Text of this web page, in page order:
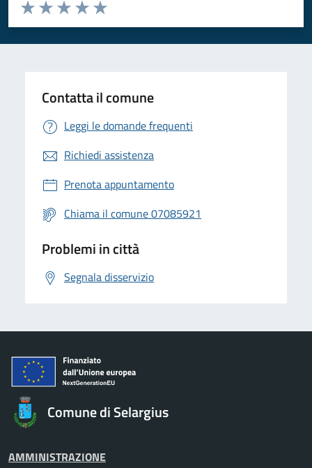
Valuta da 1 a 5 stelle la pagina
Valuta 5 stelle su 5
Valuta 4 stelle su 5
Valuta 3 stelle su 5
Valuta 2 stelle su 5
Valuta 1 stelle su 5
Contatta il comune
Leggi le domande frequenti
Richiedi assistenza
Prenota appuntamento
Chiama il comune 07085921
Problemi in città
Segnala disservizio
Comune di Selargius
AMMINISTRAZIONE